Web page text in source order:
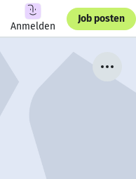
Anmelden
Job posten